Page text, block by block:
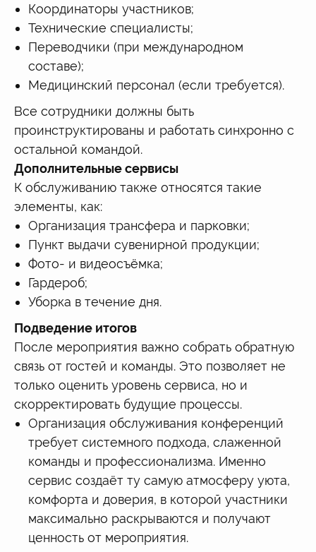
Координаторы участников;
Технические специалисты;
Переводчики (при международном
составе);
Медицинский персонал (если требуется).
Все сотрудники должны быть
проинструктированы и работать синхронно с
остальной командой.
Дополнительные сервисы
К обслуживанию также относятся такие
элементы, как:
Организация трансфера и парковки;
Пункт выдачи сувенирной продукции;
Фото- и видеосъёмка;
Гардероб;
Уборка в течение дня.
Подведение итогов
После мероприятия важно собрать обратную
связь от гостей и команды. Это позволяет не
только оценить уровень сервиса, но и
скорректировать будущие процессы.
Организация обслуживания конференций
требует системного подхода, слаженной
команды и профессионализма. Именно
сервис создаёт ту самую атмосферу уюта,
комфорта и доверия, в которой участники
максимально раскрываются и получают
ценность от мероприятия.